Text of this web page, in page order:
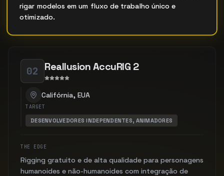
rigar modelos em um fluxo de trabalho único e
otimizado.
02 Reallusion AccuRIG 2
Califórnia, EUA
TARGET
DESENVOLVEDORES INDEPENDENTES, ANIMADORES
THE EDGE
Rigging gratuito e de alta qualidade para personagens
humanoides e não-humanoides com integração de